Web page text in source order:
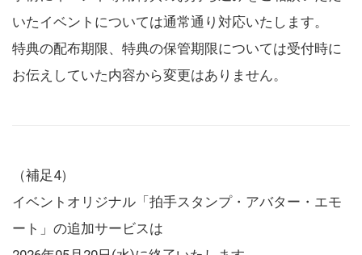
いたイベントについては通常通り対応いたします。
特典の配布期限、特典の保管期限については受付時に
お伝えしていた内容から変更はありません。
（補足4）
イベントオリジナル「拍手スタンプ・アバター・エモ
ート」の追加サービスは